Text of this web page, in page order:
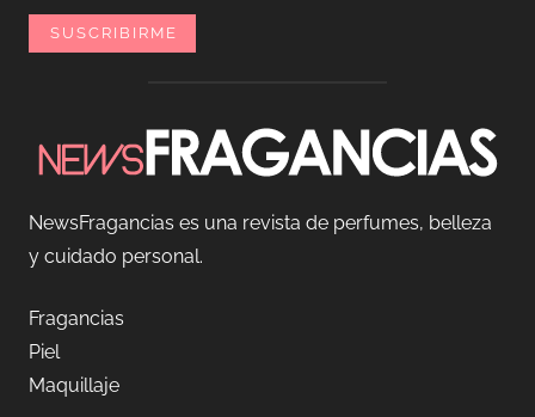
NewsFragancias es una revista de perfumes, belleza
y cuidado personal.
Fragancias
Piel
Maquillaje